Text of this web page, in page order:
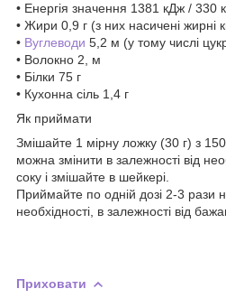
• Енергія значення 1381 кДж / 330
• Жири 0,9 г (з них насичені жирні
• Вуглеводи 5,2 м (у тому числі
• Волокно 2, м
• Білки 75 г
• Кухонна сіль 1,4 г
Як приймати
Змішайте 1 мірну ложку (30 г) з
можна змінити в залежності від
соку і змішайте в шейкері.
Приймайте по одній дозі 2-3 рази
необхідності, в залежності від
Приховати